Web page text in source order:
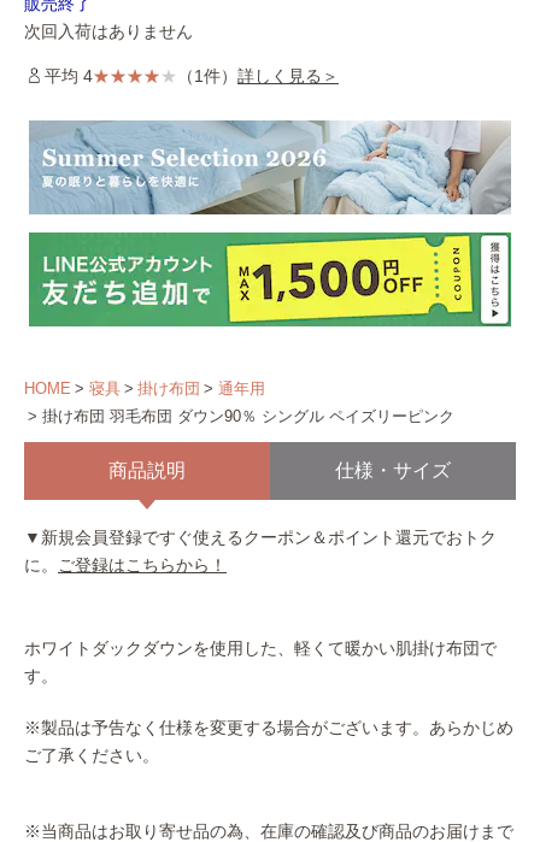
次回入荷はありません
平均 4 （1件） 詳しく見る＞
HOME 寝具 掛け布団
通年用
掛け布団 羽毛布団 ダウン90％ シングル ペイズリーピンク
商品説明 仕様・サイズ
▼新規会員登録ですぐ使えるクーポン＆ポイント還元でおトク
に。
ご登録はこちらから！
ホワイトダックダウンを使用した、軽くて暖かい肌掛け布団で
す。
※製品は予告なく仕様を変更する場合がございます。あらかじめ
ご了承ください。
※当商品はお取り寄せ品の為、在庫の確認及び商品のお届けまで